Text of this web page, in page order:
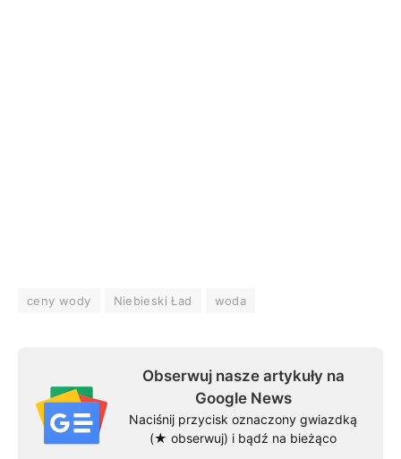
ceny wody Niebieski Ład woda
Obserwuj nasze artykuły na
Google News
Naciśnij przycisk oznaczony gwiazdką
(★ obserwuj) i bądź na bieżąco